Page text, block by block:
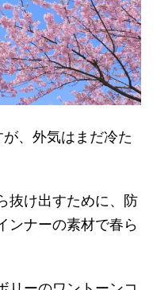
、外気はまだ冷た
抜け出すために、防
ンナーの素材で春ら